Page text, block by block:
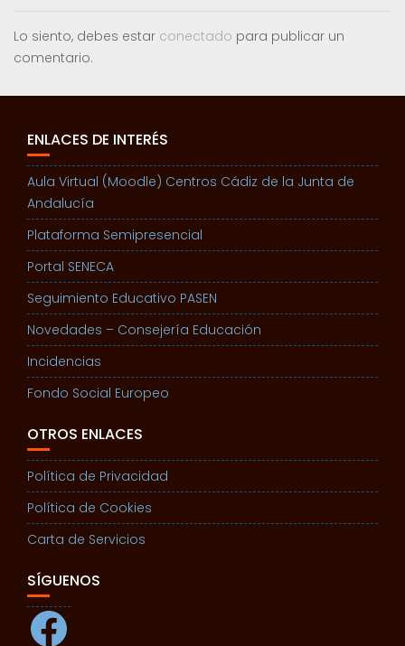
Lo siento, debes estar conectado para publicar un
comentario.
ENLACES DE INTERÉS
Aula Virtual (Moodle) Centros Cádiz de la Junta de
Andalucía
Plataforma Semipresencial
Portal SENECA
Seguimiento Educativo PASEN
Novedades – Consejería Educación
Incidencias
Fondo Social Europeo
OTROS ENLACES
Política de Privacidad
Política de Cookies
Carta de Servicios
SÍGUENOS
Facebook